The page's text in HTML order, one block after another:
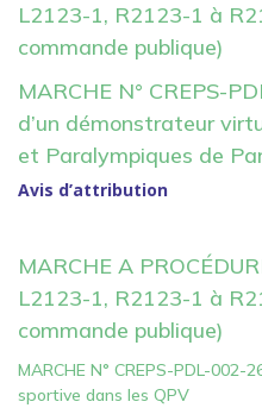
L2123-1, R2123-1 à
commande publique)
MARCHE N° CREPS-
d’un démonstrateur
et Paralympiques de
Avis d’attribution
MARCHE A
L2123-1, R2123-1 à
commande publique)
MARCHE N° CREPS-PDL-002-
sportive dans les QPV